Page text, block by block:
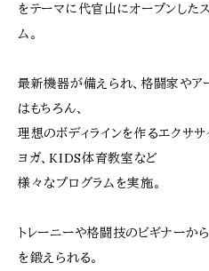
をテーマに代官山にオープンした
ム。
最新機器が備えられ、格闘家やア
はもちろん、
理想のボディラインを作るエクササ
ヨガ、KIDS体育教室など
様々なプログラムを実施。
トレーニーや格闘技のビギナーか
を鍛えられる。